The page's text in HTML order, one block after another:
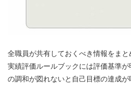
全職員が共有しておくべき情報をまと
実績評価ルールブックには評価基準
の調和が図れないと自己目標の達成